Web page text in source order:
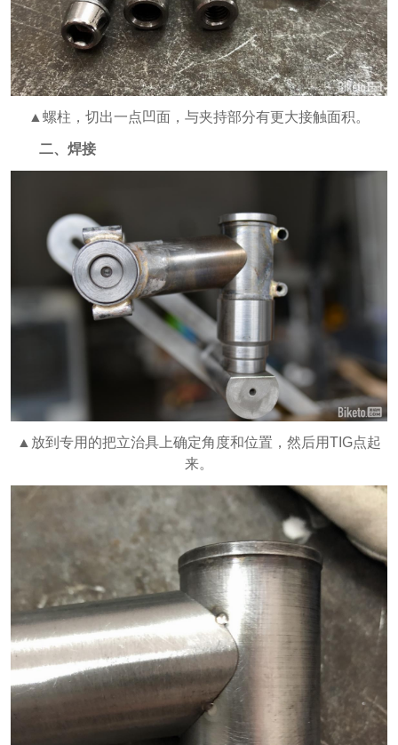
▲螺柱，切出一点凹面，与夹持部分有更大接触面积。
二、焊接
▲放到专用的把立治具上确定角度和位置，然后用TIG点起
来。